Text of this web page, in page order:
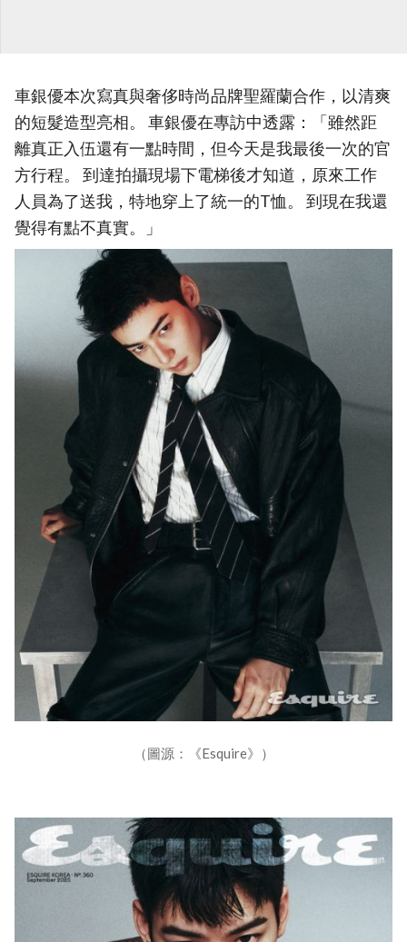
車銀優本次寫真與奢侈時尚品牌聖羅蘭合作，以清爽
的短髮造型亮相。 車銀優在專訪中透露：「雖然距
離真正入伍還有一點時間，但今天是我最後一次的官
方行程。 到達拍攝現場下電梯後才知道，原來工作
人員為了送我，特地穿上了統一的T恤。 到現在我還
覺得有點不真實。」
（圖源：《Esquire》）